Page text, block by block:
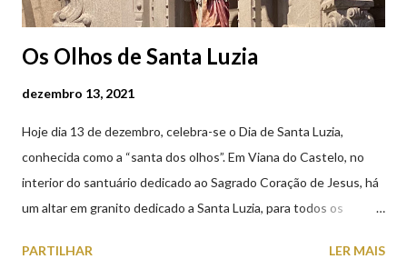
Os Olhos de Santa Luzia
dezembro 13, 2021
Hoje dia 13 de dezembro, celebra-se o Dia de Santa Luzia,
conhecida como a “santa dos olhos”. Em Viana do Castelo, no
interior do santuário dedicado ao Sagrado Coração de Jesus, há
um altar em granito dedicado a Santa Luzia, para todos os
uma capela dedicada a Santa Luzia construída no cimo do monte
PARTILHAR LER MAIS